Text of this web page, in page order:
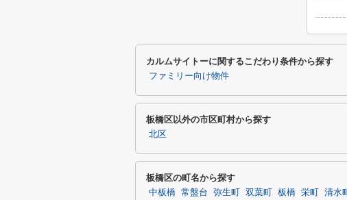
カルムサイトーに関するこだわり条件から探す
ファミリー向け物件
板橋区以外の市区町村から探す
北区
板橋区の町名から探す
中板橋 常盤台 弥生町 双葉町 板橋 栄町 清水町